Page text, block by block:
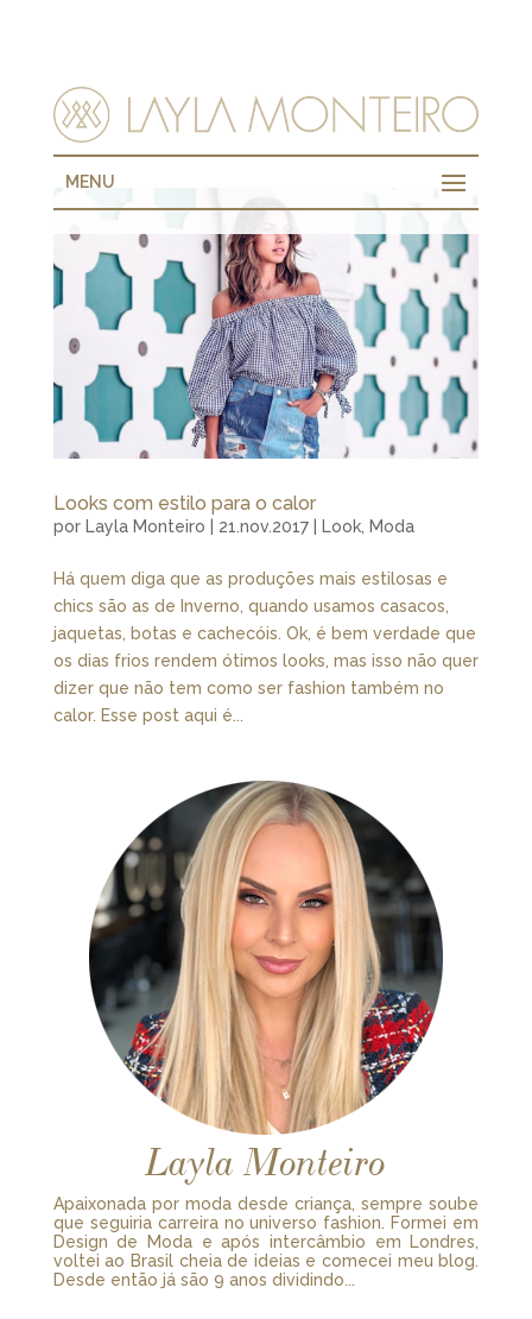
MENU
Looks com estilo para o calor
por Layla Monteiro | 21.nov.2017| Look, Moda
Há quem diga que as produções mais estilosas e
chics são as de Inverno, quando usamos casacos,
jaquetas, botas e cachecóis. Ok, é bem verdade que
os dias frios rendem ótimos looks, mas isso não quer
dizer que não tem como ser fashion também no
calor. Esse post aqui é...
Layla Monteiro
Apaixonada por moda desde criança, sempre soube
que seguiria carreira no universo fashion. Formei em
Design de Moda e após intercâmbio em Londres,
voltei ao Brasil cheia de ideias e comecei meu blog.
Desde então já são 9 anos dividindo...